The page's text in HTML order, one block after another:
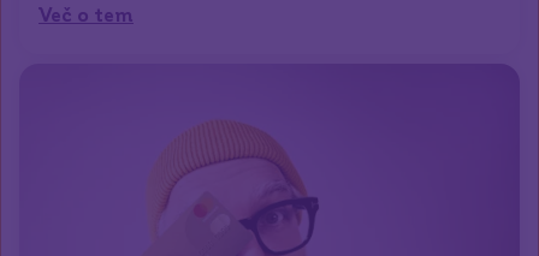
Več o tem